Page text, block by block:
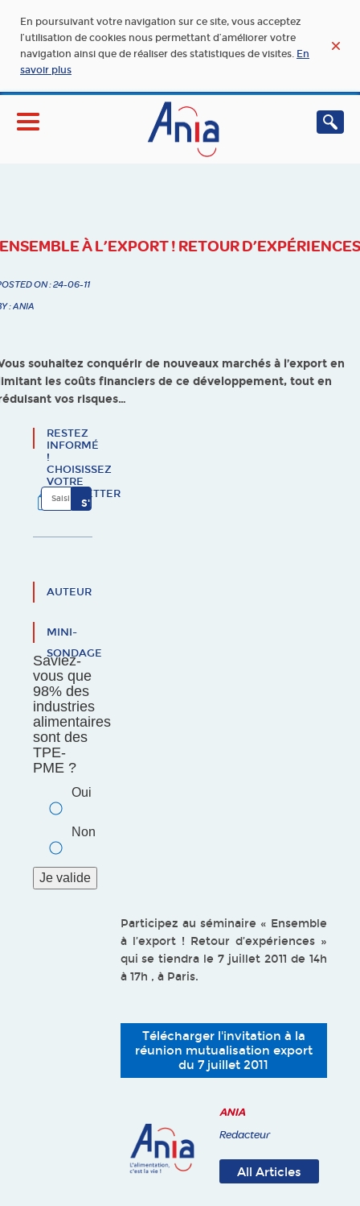
En poursuivant votre navigation sur ce site, vous acceptez
l’utilisation de cookies nous permettant d’améliorer votre
navigation ainsi que de réaliser des statistiques de visites. En
savoir plus
ENSEMBLE À L’EXPORT ! RETOUR D’EXPÉRIENCES
ON : 24-06-11
: ANIA
souhaitez conquérir de nouveaux marchés à l’export en
les coûts financiers de ce développement, tout en
vos risques…
RESTEZ
INFORMÉ
!
CHOISISSEZ
VOTRE
NEWSLETTER
AUTEUR
MINI-
SONDAGE
Saviez-
vous que
98% des
industries
alimentaires
sont des
TPE-
PME ?
Oui
Non
Participez au séminaire « Ensemble
à l’export ! Retour d’expériences »
qui se tiendra le 7 juillet 2011 de 14h
à 17h , à Paris.
Télécharger l'invitation à la
réunion mutualisation export
du 7 juillet 2011
ANIA
Redacteur
All Articles